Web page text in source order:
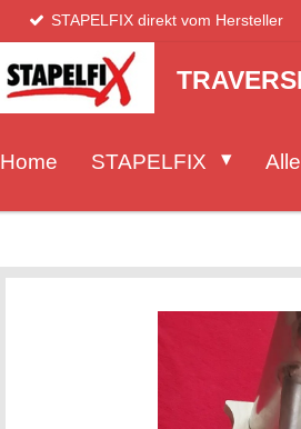
STAPELFIX direkt vom Hersteller
Home STAPELFIX